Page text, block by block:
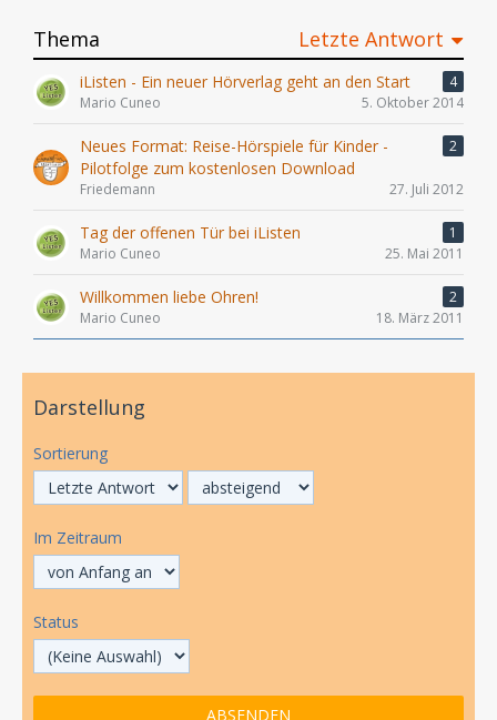
Thema Letzte Antwort
iListen - Ein neuer Hörverlag geht an den Start
4
Mario Cuneo
5. Oktober 2014
Neues Format: Reise-Hörspiele für Kinder -
Pilotfolge zum kostenlosen Download
2
Friedemann 27. Juli 2012
Tag der offenen Tür bei iListen
1
Mario Cuneo
25. Mai 2011
Willkommen liebe Ohren!
2
Mario Cuneo
18. März 2011
Darstellung
Sortierung
Im Zeitraum
Status